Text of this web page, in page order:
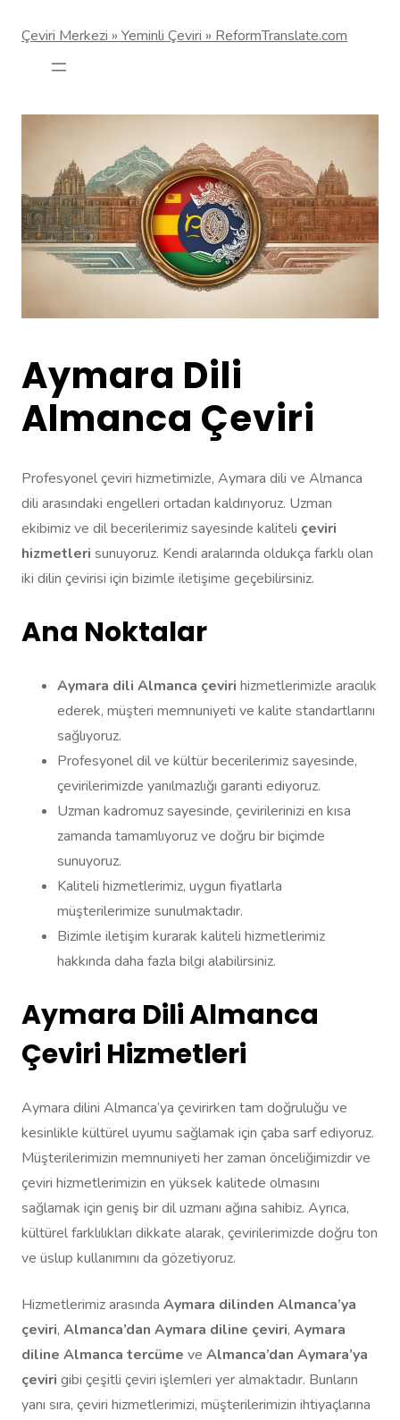
Çeviri Merkezi » Yeminli Çeviri » ReformTranslate.com
Aymara Dili
Almanca Çeviri
Profesyonel çeviri hizmetimizle, Aymara dili ve Almanca
dili arasındaki engelleri ortadan kaldırıyoruz. Uzman
ekibimiz ve dil becerilerimiz sayesinde kaliteli çeviri
hizmetleri sunuyoruz. Kendi aralarında oldukça farklı olan
iki dilin çevirisi için bizimle iletişime geçebilirsiniz.
Ana Noktalar
Aymara dili Almanca çeviri hizmetlerimizle aracılık
ederek, müşteri memnuniyeti ve kalite standartlarını
sağlıyoruz.
Profesyonel dil ve kültür becerilerimiz sayesinde,
çevirilerimizde yanılmazlığı garanti ediyoruz.
Uzman kadromuz sayesinde, çevirilerinizi en kısa
zamanda tamamlıyoruz ve doğru bir biçimde
sunuyoruz.
Kaliteli hizmetlerimiz, uygun fiyatlarla
müşterilerimize sunulmaktadır.
Bizimle iletişim kurarak kaliteli hizmetlerimiz
hakkında daha fazla bilgi alabilirsiniz.
Aymara Dili Almanca
Çeviri Hizmetleri
Aymara dilini Almanca’ya çevirirken tam doğruluğu ve
kesinlikle kültürel uyumu sağlamak için çaba sarf ediyoruz.
Müşterilerimizin memnuniyeti her zaman önceliğimizdir ve
çeviri hizmetlerimizin en yüksek kalitede olmasını
sağlamak için geniş bir dil uzmanı ağına sahibiz. Ayrıca,
kültürel farklılıkları dikkate alarak, çevirilerimizde doğru ton
ve üslup kullanımını da gözetiyoruz.
Hizmetlerimiz arasında Aymara dilinden Almanca’ya
çeviri, Almanca’dan Aymara diline çeviri, Aymara
diline Almanca tercüme ve Almanca’dan Aymara’ya
çeviri gibi çeşitli çeviri işlemleri yer almaktadır. Bunların
yanı sıra, çeviri hizmetlerimizi, müşterilerimizin ihtiyaçlarına